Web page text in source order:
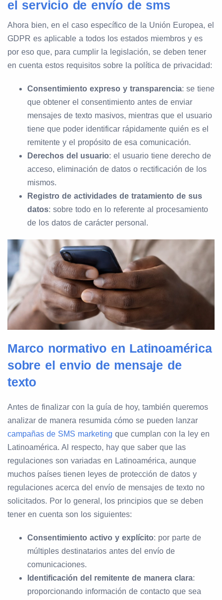
el servicio de envío de sms
Ahora bien, en el caso específico de la Unión Europea, el
GDPR es aplicable a todos los estados miembros y es
por eso que, para cumplir la legislación, se deben tener
en cuenta estos requisitos sobre la política de privacidad:
Consentimiento expreso y transparencia: se tiene
que obtener el consentimiento antes de enviar
mensajes de texto masivos, mientras que el usuario
tiene que poder identificar rápidamente quién es el
remitente y el propósito de esa comunicación.
Derechos del usuario: el usuario tiene derecho de
acceso, eliminación de datos o rectificación de los
mismos.
Registro de actividades de tratamiento de sus
datos: sobre todo en lo referente al procesamiento
de los datos de carácter personal.
Marco normativo en Latinoamérica
sobre el envio de mensaje de
texto
Antes de finalizar con la guía de hoy, también queremos
analizar de manera resumida cómo se pueden lanzar
campañas de SMS marketing que cumplan con la ley en
Latinoamérica. Al respecto, hay que saber que las
regulaciones son variadas en Latinoamérica, aunque
muchos países tienen leyes de protección de datos y
regulaciones acerca del envío de mensajes de texto no
solicitados. Por lo general, los principios que se deben
tener en cuenta son los siguientes:
Consentimiento activo y explícito: por parte de
múltiples destinatarios antes del envío de
comunicaciones.
Identificación del remitente de manera clara:
proporcionando información de contacto que sea